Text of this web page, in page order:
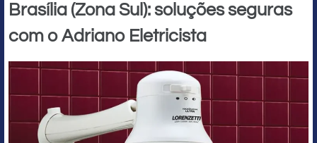
Brasília (Zona Sul): soluções seguras
com o Adriano Eletricista